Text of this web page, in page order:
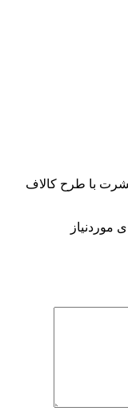
با طرح کالاف
موردنیاز